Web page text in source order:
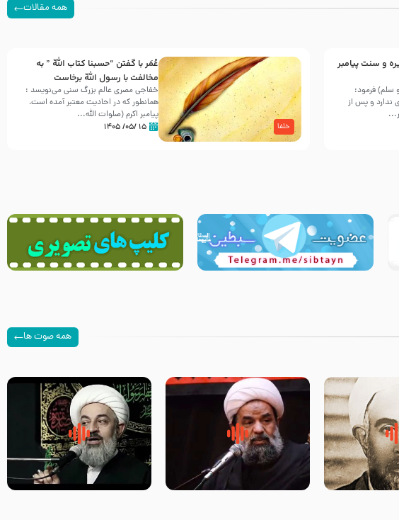
همه مقالات
و سنت پیامبر
و سلم) فرمود:
ندارد و پس از
خلفا
عُمَر با گفتن “حسبنا كتاب اللّه ” به
مخالفت با رسول اللّه برخاست
خفاجی مصری عالم بزرگ سنی می‌نویسد :
همانطور که در احادیث معتبر آمده است،
پیامبر اکرم (صلوات اللّه...
۱۵ /۰۵/ ۱۴۰۵
همه صوت ها
ملعون و
–
سلام جوانی که امام حسین علیه
السلام خودش جوابش را دادند
زیارتی که اسباب رزق زیاد و عمر
طولانی است حجت السلام حسین